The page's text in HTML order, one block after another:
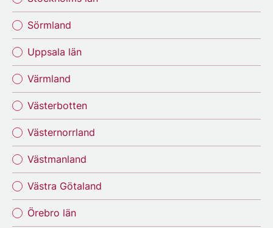
Sörmland
Uppsala län
Värmland
Västerbotten
Västernorrland
Västmanland
Västra Götaland
Örebro län